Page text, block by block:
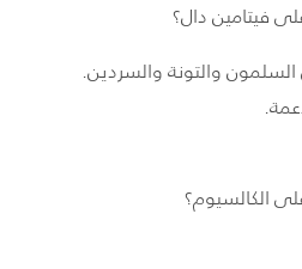
فيتامين دال؟
والتونة والسردين.
الكالسيوم؟